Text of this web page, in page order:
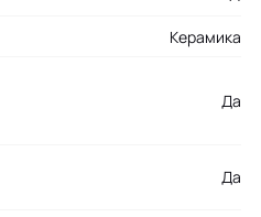
Керамика
Да
Да